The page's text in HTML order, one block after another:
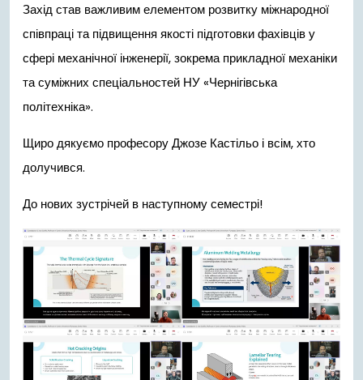
Захід став важливим елементом розвитку міжнародної
співпраці та підвищення якості підготовки фахівців у
сфері механічної інженерії, зокрема прикладної механіки
та суміжних спеціальностей НУ «Чернігівська
політехніка».
Щиро дякуємо професору Джозе Кастільо і всім, хто
долучився.
До нових зустрічей в наступному семестрі!